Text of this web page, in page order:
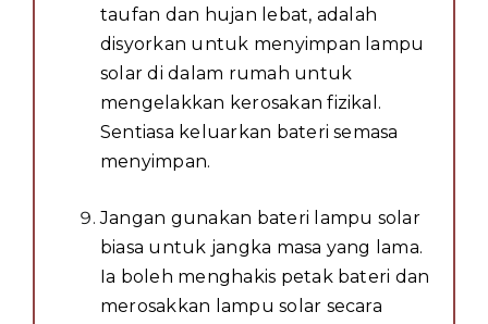
taufan dan hujan lebat, adalah
disyorkan untuk menyimpan lampu
solar di dalam rumah untuk
mengelakkan kerosakan fizikal.
Sentiasa keluarkan bateri semasa
menyimpan.
Jangan gunakan bateri lampu solar
biasa untuk jangka masa yang lama.
Ia boleh menghakis petak bateri dan
merosakkan lampu solar secara